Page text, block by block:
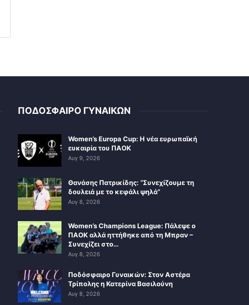
ΠΟΔΟΣΦΑΙΡΟ ΓΥΝΑΙΚΩΝ
Women’s Europa Cup: Η νέα ευρωπαϊκή
ευκαιρία του ΠΑΟΚ
Αυγ 9, 2026
Θανάσης Πατρικίδης: “Συνεχίζουμε τη
δουλειά με το κεφάλι ψηλά”
Αυγ 8, 2026
Women’s Champions League: Πάλεψε ο
ΠΑΟΚ αλλά ηττήθηκε από τη Μπραν –
Συνεχίζει στο…
Αυγ 8, 2026
Ποδόσφαιρο Γυναικών: Στον Αστέρα
Τρίπολης η Κατερίνα Βασιλούνη
Αυγ 8, 2026